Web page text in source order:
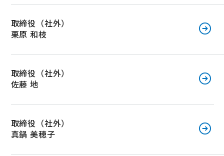
取締役（社外）
栗原 和枝
取締役（社外）
佐藤 地
取締役（社外）
真鍋 美穂子